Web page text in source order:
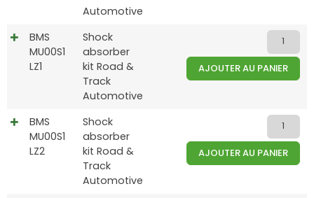
Automotive
BMS
MU00S1
LZ1
Shock
absorber
kit Road &
Track
Automotive
AJOUTER AU PANIER
BMS
MU00S1
LZ2
Shock
absorber
kit Road &
Track
Automotive
AJOUTER AU PANIER